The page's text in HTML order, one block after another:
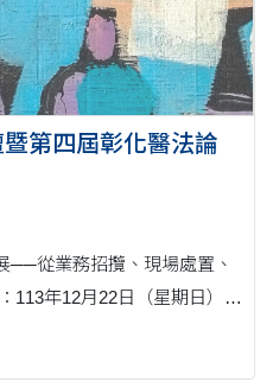
第四屆彰化醫法論
──從業務招攬、現場處置、
113年12月22日（星期日）
基督教醫院蘭醫師大樓B1國
街20號） (....